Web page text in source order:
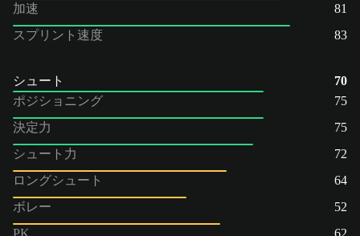
加速
81
スプリント速度
83
シュート
70
ポジショニング
75
決定力
75
シュート力
72
ロングシュート
64
ボレー
52
PK
62